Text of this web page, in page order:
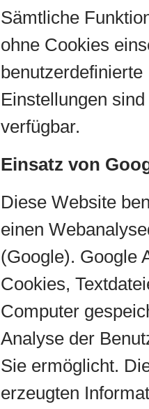
Sämtliche
ohne Cookies
Einstellungen
verfügbar.
Einsatz von
Diese Website
einen
(Google). Google
Cookies,
Computer
Analyse der
Sie ermöglicht.
erzeugten